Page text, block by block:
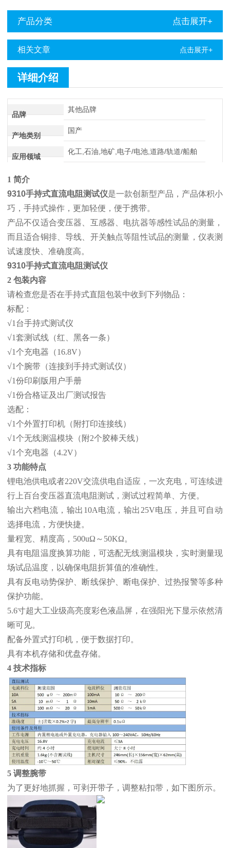
产品分类 点击展开+
相关文章 点击展开+
详细介绍
品牌
其他品牌
产地类别
国产
应用领域
化工,石油,地矿,电子/电池,道路/轨道/船舶
1 简介
9310手持式直流电阻测试仪是一款创新型产品，产品体积小
巧，手持式操作，更加轻便，便于携带。
产品不仅适合变压器、互感器、电抗器等感性试品的测量，
而且适合铜排、导线、开关触点等阻性试品的测量，仪表测
试速度快、准确度高。
9310手持式直流电阻测试仪
2 包装内容
请检查您是否在手持式直阻包装中收到下列物品：
标配：
√1台手持式测试仪
√1套测试线（红、黑各一条）
√1个充电器（16.8V）
√1个腕带（连接到手持式测试仪）
√1份印刷版用户手册
√1份合格证及出厂测试报告
选配：
√1个外置打印机（附打印连接线）
√1个无线测温模块（附2个胶棒天线）
√1个充电器（4.2V）
3 功能特点
锂电池供电或者220V交流供电自适应，一次充电，可连续进
行上百台变压器直流电阻测试，测试过程简单、方便。
输出六档电流，输出10A电流，输出25V电压，并且可自动
选择电流，方便快捷。
量程宽、精度高，500uΩ～50KΩ。
具有电阻温度换算功能，可选配无线测温模块，实时测量现
场试品温度，以确保电阻折算值的准确性。
具有反电动势保护、断线保护、断电保护、过热报警等多种
保护功能。
5.6寸超大工业级高亮度彩色液晶屏，在强阳光下显示依然清
晰可见。
配备外置式打印机，便于数据打印。
具有本机存储和优盘存储。
4 技术指标
5 调整腕带
为了更好地抓握，可剥开带子，调整粘扣带，如下图所示。